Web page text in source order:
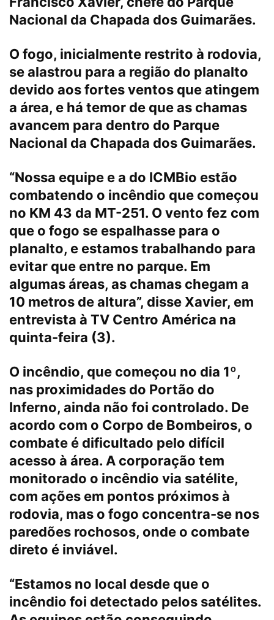
Nacional da Chapada dos Guimarães.
O fogo, inicialmente restrito à rodovia,
se alastrou para a região do planalto
devido aos fortes ventos que atingem
a área, e há temor de que as chamas
avancem para dentro do Parque
Nacional da Chapada dos Guimarães.
“Nossa equipe e a do ICMBio estão
combatendo o incêndio que começou
no KM 43 da MT-251. O vento fez com
que o fogo se espalhasse para o
planalto, e estamos trabalhando para
evitar que entre no parque. Em
algumas áreas, as chamas chegam a
10 metros de altura”, disse Xavier, em
entrevista à TV Centro América na
quinta-feira (3).
O incêndio, que começou no dia 1º,
nas proximidades do Portão do
Inferno, ainda não foi controlado. De
acordo com o Corpo de Bombeiros, o
combate é dificultado pelo difícil
acesso à área. A corporação tem
monitorado o incêndio via satélite,
com ações em pontos próximos à
rodovia, mas o fogo concentra-se nos
paredões rochosos, onde o combate
direto é inviável.
“Estamos no local desde que o
incêndio foi detectado pelos satélites.